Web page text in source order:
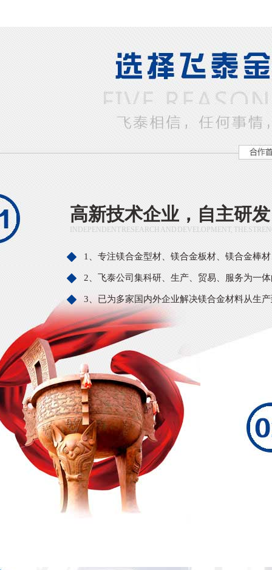
高新技术企业，自主研
INDEPENDENT RESEARCH AND DEVELOPMENT, THE
1、专注镁合金型材、镁合金板材、镁合金棒
2、飞泰公司集科研、生产、贸易、服务为一
3、已为多家国内外企业解决镁合金材料从生